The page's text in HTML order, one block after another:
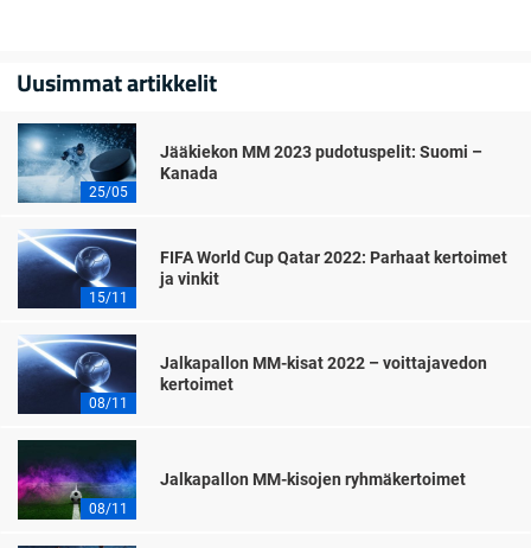
Uusimmat artikkelit
25/05
Jääkiekon MM 2023 pudotuspelit: Suomi –
Kanada
15/11
FIFA World Cup Qatar 2022: Parhaat kertoimet
ja vinkit
08/11
Jalkapallon MM-kisat 2022 – voittajavedon
kertoimet
08/11
Jalkapallon MM-kisojen ryhmäkertoimet